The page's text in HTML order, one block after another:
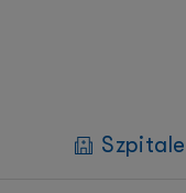
Szpitale